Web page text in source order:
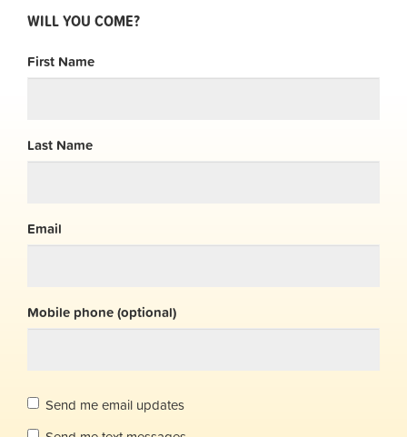
WILL YOU COME?
First Name
Last Name
Email
Mobile phone (optional)
Send me email updates